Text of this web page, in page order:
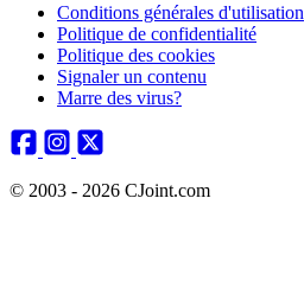
Conditions générales d'utilisation
Politique de confidentialité
Politique des cookies
Signaler un contenu
Marre des virus?
© 2003 - 2026 CJoint.com